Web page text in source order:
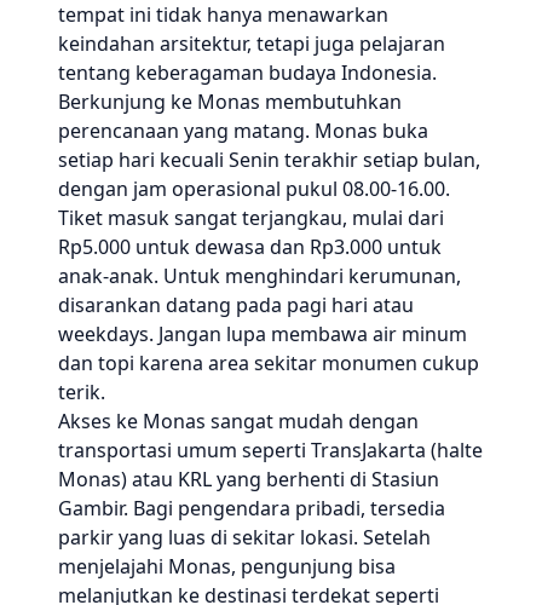
tempat ini tidak hanya menawarkan
keindahan arsitektur, tetapi juga pelajaran
tentang keberagaman budaya Indonesia.
Berkunjung ke Monas membutuhkan
perencanaan yang matang. Monas buka
setiap hari kecuali Senin terakhir setiap bulan,
dengan jam operasional pukul 08.00-16.00.
Tiket masuk sangat terjangkau, mulai dari
Rp5.000 untuk dewasa dan Rp3.000 untuk
anak-anak. Untuk menghindari kerumunan,
disarankan datang pada pagi hari atau
weekdays. Jangan lupa membawa air minum
dan topi karena area sekitar monumen cukup
terik.
Akses ke Monas sangat mudah dengan
transportasi umum seperti TransJakarta (halte
Monas) atau KRL yang berhenti di Stasiun
Gambir. Bagi pengendara pribadi, tersedia
parkir yang luas di sekitar lokasi. Setelah
menjelajahi Monas, pengunjung bisa
melanjutkan ke destinasi terdekat seperti